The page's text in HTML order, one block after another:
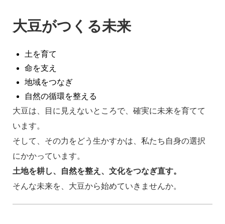
大豆がつくる未来
土を育て
命を支え
地域をつなぎ
自然の循環を整える
大豆は、目に見えないところで、確実に未来を育てて
います。
そして、その力をどう生かすかは、私たち自身の選択
にかかっています。
土地を耕し、自然を整え、文化をつなぎ直す。
そんな未来を、大豆から始めていきませんか。